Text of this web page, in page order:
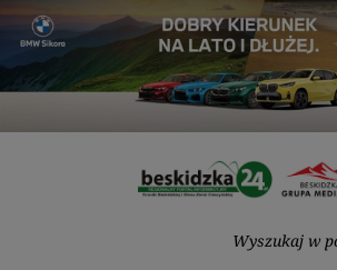
Przejdź
treści